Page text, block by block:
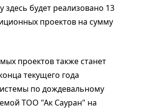
здесь будет реализовано 13
проектов на сумму
проектов также станет
текущего года
по дождевальному
ТОО "Ак Сауран" на